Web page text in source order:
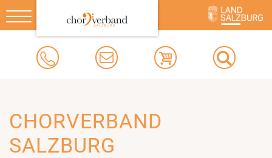
Toggle
navigation
CHORVERBAND
SALZBURG